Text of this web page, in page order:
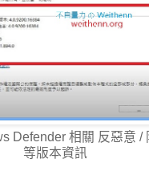
Defender 相關 反惡意 /
等版本資訊